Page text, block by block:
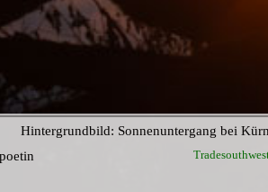
Hintergrundbild: Sonnenuntergang bei